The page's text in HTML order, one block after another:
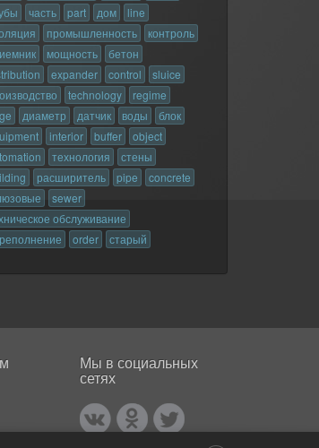
часть part дом
line
промышленность
контроль
мощность
бетон
expander control
sluice
technology
regime
диаметр датчик воды
блок
interior buffer
object
технология
стены
расширитель pipe
concrete
sewer
обслуживание
order старый
Мы в социальных
сетях